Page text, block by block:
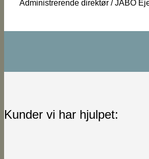
Administrerende direktør / JABO
Kunder vi har hjulpet: